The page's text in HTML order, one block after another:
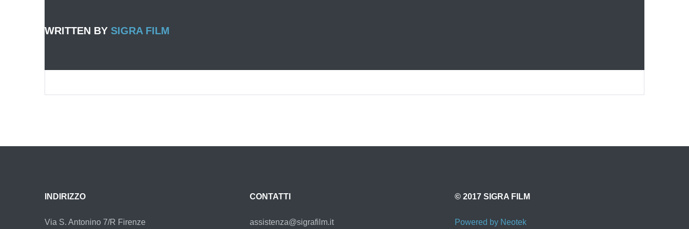
WRITTEN BY SIGRA FILM
INDIRIZZO
Via S. Antonino 7/R Firenze
CONTATTI
assistenza@sigrafilm.it
© 2017 SIGRA FILM
Powered by Neotek